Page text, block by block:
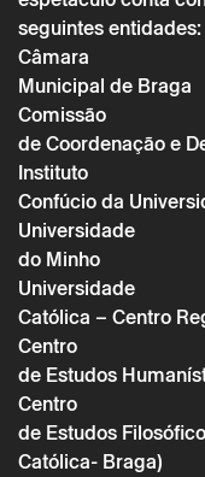
seguintes entidades:
Câmara
Municipal de Braga
Comissão
de Coordenação e
Instituto
Confúcio da
Universidade
do Minho
Universidade
Católica – Centro
Centro
de Estudos
Centro
de Estudos
Católica- Braga)
Ao submeter os seus